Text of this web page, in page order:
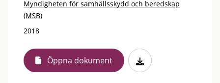
Myndigheten för samhällsskydd och beredskap
(MSB)
2018
Öppna dokument